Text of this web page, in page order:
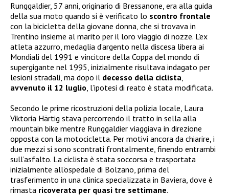
Runggaldier, 57 anni, originario di Bressanone, era alla guida
della sua moto quando si è verificato lo scontro frontale
con la bicicletta della giovane donna, che si trovava in
Trentino insieme al marito per il loro viaggio di nozze. L’ex
atleta azzurro, medaglia d’argento nella discesa libera ai
Mondiali del 1991 e vincitore della Coppa del mondo di
supergigante nel 1995, inizialmente risultava indagato per
lesioni stradali, ma dopo il decesso della ciclista,
avvenuto il 12 luglio, l’ipotesi di reato è stata modificata.
Secondo le prime ricostruzioni della polizia locale, Laura
Viktoria Härtig stava percorrendo il tratto in sella alla
mountain bike mentre Runggaldier viaggiava in direzione
opposta con la motocicletta. Per motivi ancora da chiarire, i
due mezzi si sono scontrati frontalmente, finendo entrambi
sull’asfalto. La ciclista è stata soccorsa e trasportata
inizialmente all’ospedale di Bolzano, prima del
trasferimento in una clinica specializzata in Baviera, dove è
rimasta ricoverata per quasi tre settimane.